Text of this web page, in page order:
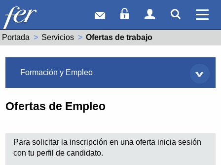
Correo webAcceso Socios
Acceso
Portada Servicios Actual:
Ofertas de trabajo
Formación y Empleo
Ofertas de Empleo
Para solicitar la inscripción en una oferta inicia sesión
con tu perfil de candidato.